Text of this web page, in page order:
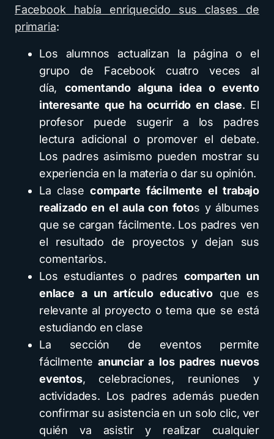
Facebook había enriquecido sus clases de
primaria:
Los alumnos actualizan la página o el
grupo de Facebook cuatro veces al
día, comentando alguna idea o evento
interesante que ha ocurrido en clase. El
profesor puede sugerir a los padres
lectura adicional o promover el debate.
Los padres asimismo pueden mostrar su
experiencia en la materia o dar su opinión.
La clasecomparte fácilmente el trabajo
realizado en el aula con fotos y álbumes
que se cargan fácilmente. Los padres ven
el resultado de proyectos y dejan sus
comentarios.
Los estudiantes o padres comparten un
enlace a un artículo educativoque es
relevante al proyecto o tema que se está
estudiando en clase
La sección de eventos permite
fácilmente anunciar a los padres nuevos
eventos, celebraciones, reuniones y
actividades. Los padres además pueden
confirmar su asistencia en un solo clic, ver
quién va asistir y realizar cualquier